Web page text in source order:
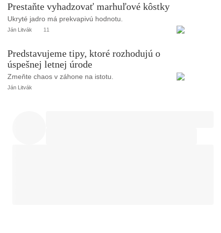
Prestaňte vyhadzovať marhuľové kôstky
Ukryté jadro má prekvapivú hodnotu.
Ján Litvák 11
Predstavujeme tipy, ktoré rozhodujú o
úspešnej letnej úrode
Zmeňte chaos v záhone na istotu.
Ján Litvák